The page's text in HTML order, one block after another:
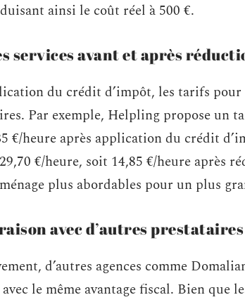
ainsi le coût réel à 500 €.
services avant et après
du crédit d’impôt, les tarifs pour
Par exemple, Helpling propose un
€/heure après application du crédit
€/heure, soit 14,85 €/heure après
plus abordables pour un plus
avec d’autres prestataires
d’autres agences comme
le même avantage fiscal. Bien que